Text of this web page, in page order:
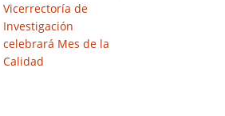
Vicerrectoría de
Investigación
celebrará Mes de la
Calidad